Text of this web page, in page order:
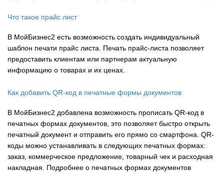
Что такое прайс лист
В МойБизнес2 есть возможность создать индивидуальный
шаблон печати прайс листа. Печать прайс-листа позволяет
предоставить клиентам или партнерам актуальную
информацию о товарах и их ценах.
Как добавить QR-код в печатные формы документов
В МойБизнес2 добавлена возможность прописать QR-код в
печатных формах документов, это позволяет быстро открыть
печатный документ и отправить его прямо со смартфона. QR-
коды можно устанавливать в следующих печатных формах:
заказ, коммерческое предложение, товарный чек и расходная
накладная. Подробнее о печатных формах документов